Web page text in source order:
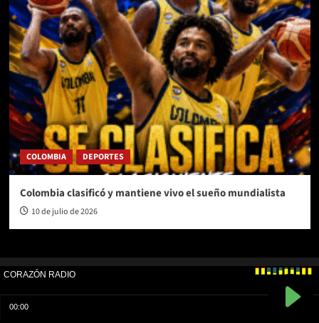
COLOMBIA DEPORTES
Colombia clasificó y mantiene vivo el sueño mundialista
10 de julio de 2026